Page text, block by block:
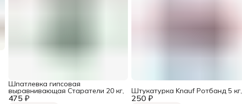
475 ₽
Шпатлевка гипсовая
выравнивающая Старатели 20 кг,
250 ₽
Штукатурка Knauf Ротбанд 5 кг,